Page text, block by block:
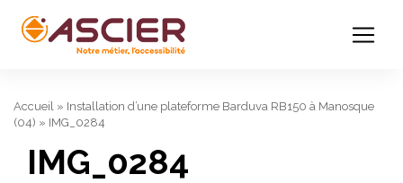
Accueil » Installation d’une plateforme Barduva RB150 à Manosque
(04) » IMG_0284
IMG_0284